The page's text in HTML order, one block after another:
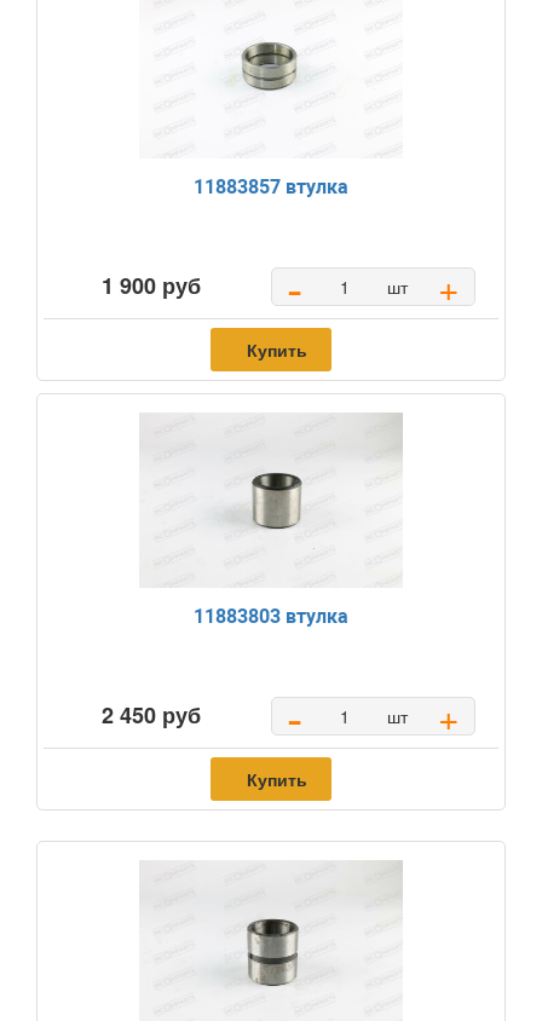
11883857 втулка
1 900 руб - шт +
Купить
11883803 втулка
2 450 руб - шт +
Купить